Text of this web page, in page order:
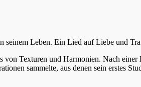
Leben. Ein Lied auf Liebe und
Texturen und Harmonien. Nach einer
sammelte, aus denen sein erstes